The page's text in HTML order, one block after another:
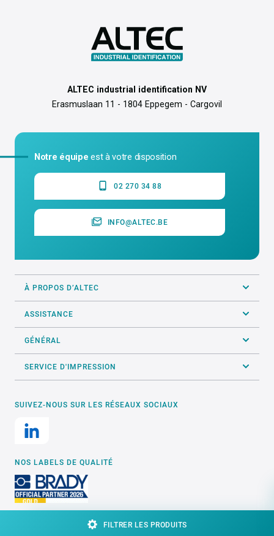
FILTRER LES PRODUITS
ALTEC industrial identification NV
Erasmuslaan 11 - 1804 Eppegem - Cargovil
Notre équipe est à votre disposition
02 270 34 88
INFO@ALTEC.BE
À PROPOS D’ALTEC
ASSISTANCE
GÉNÉRAL
SERVICE D'IMPRESSION
SUIVEZ-NOUS SUR LES RÉSEAUX SOCIAUX
NOS LABELS DE QUALITÉ
Site web par digitaal bureau Elephant
Formulaire de contact